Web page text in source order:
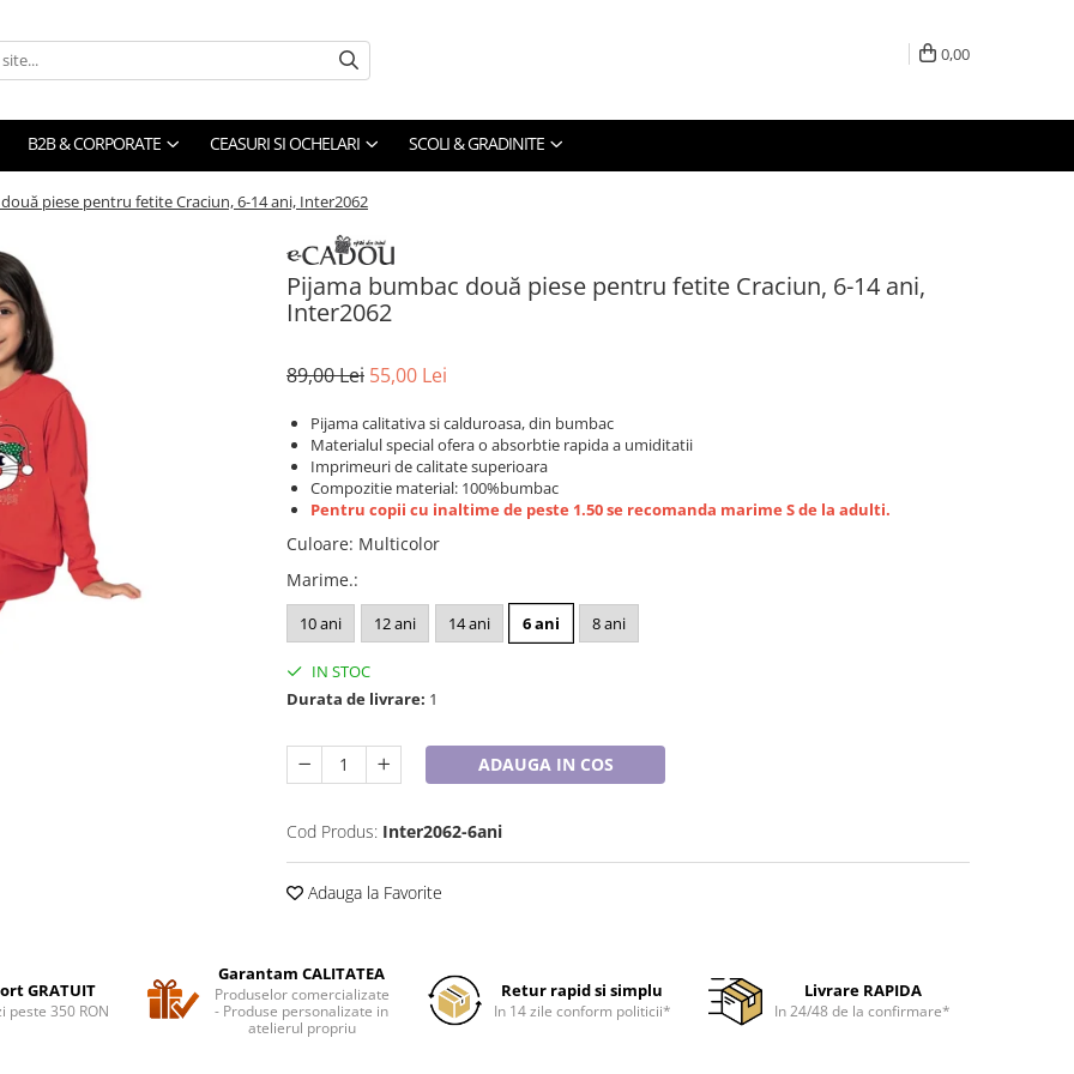
0,00
B2B & CORPORATE CEASURI SI OCHELARI SCOLI & GRADINITE
piese pentru fetite Craciun, 6-14 ani, Inter2062
Pijama bumbac două piese pentru fetite Craciun, 6-14 ani,
Inter2062
89,00 Lei 55,00 Lei
Pijama calitativa si calduroasa, din bumbac
Materialul special ofera o absorbtie rapida a umiditatii
Imprimeuri de calitate superioara
Compozitie material: 100%bumbac
Pentru copii cu inaltime de peste 1.50 se recomanda marime S de la adulti.
Culoare: Multicolor
Marime.:
10 ani 12 ani 14 ani 6 ani 8 ani
IN STOC
Durata de livrare: 1
ADAUGA IN COS
Cod Produs: Inter2062-6ani
Adauga la Favorite
GRATUIT
peste 350 RON
Garantam CALITATEA
Produselor comercializate
- Produse personalizate in
atelierul propriu
Retur rapid si simplu
In 14 zile conform politicii*
Livrare RAPIDA
In 24/48 de la confirmare*